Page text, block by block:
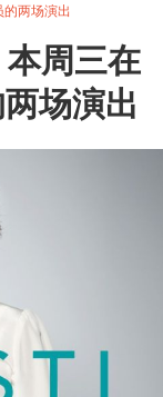
两场演出
周三在
场演出